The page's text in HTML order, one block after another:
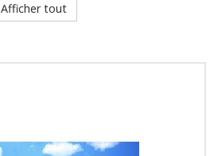
Afficher tout